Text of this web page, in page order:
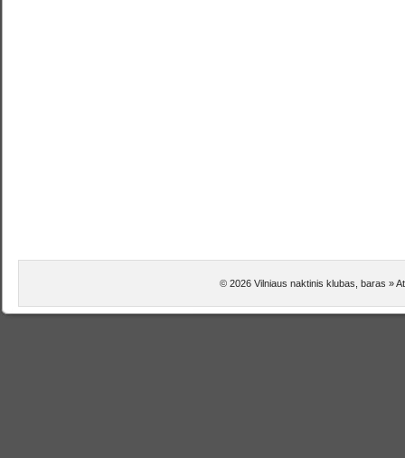
© 2026 Vilniaus naktinis klubas, baras »